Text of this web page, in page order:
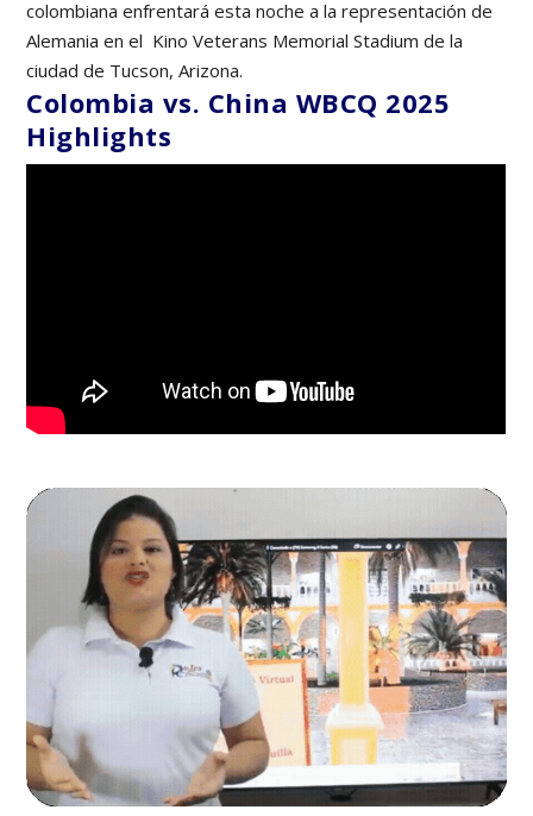
colombiana enfrentará esta noche a la representación de
Alemania en el Kino Veterans Memorial Stadium de la
ciudad de Tucson, Arizona.
Colombia vs. China WBCQ 2025
Highlights